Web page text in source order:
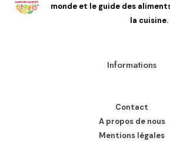
monde et le guide des
la cuisine.
Informations
Contact
A propos de nous
Mentions légales